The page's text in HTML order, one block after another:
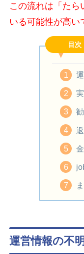
この流れは「たら
いる可能性が高い
目次
運営情報の不